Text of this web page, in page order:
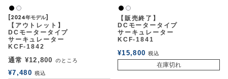
黒 白2
[2024年モデル]
【アウトレット】
DCモータータイプ
サーキュレーター
KCF-1842
通常 ¥12,800 のところ
¥7,480 税込
黒 白2
【販売終了】
DCモータータイプ
サーキュレーター
KCF-1841
¥15,800 税込
在庫切れ